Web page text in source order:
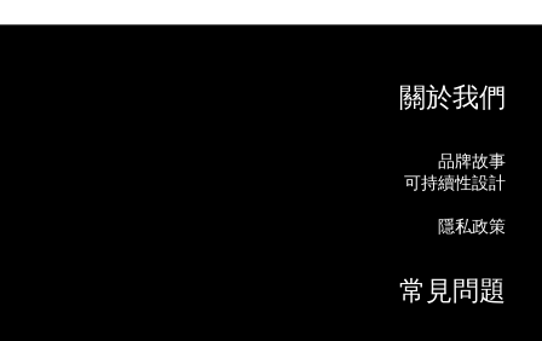
關於我們
品牌故事
可持續性設計
隱私政策
常見問題